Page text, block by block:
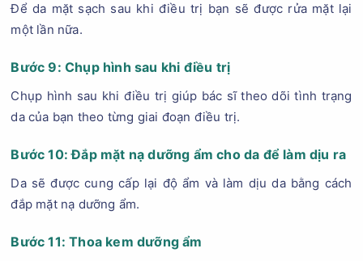
Để da mặt sạch sau khi điều trị bạn sẽ được rửa mặt lại
một lần nữa.
Bước 9: Chụp hình sau khi điều trị
Chụp hình sau khi điều trị giúp bác sĩ theo dõi tình trạng
da của bạn theo từng giai đoạn điều trị.
Bước 10: Đắp mặt nạ dưỡng ẩm cho da để làm dịu ra
Da sẽ được cung cấp lại độ ẩm và làm dịu da bằng cách
đắp mặt nạ dưỡng ẩm.
Bước 11: Thoa kem dưỡng ẩm